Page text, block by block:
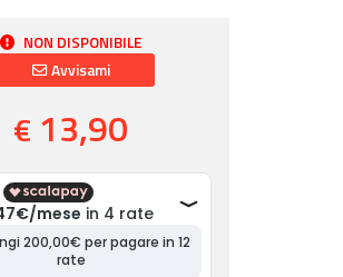
NON DISPONIBILE
Avvisami
€ 13,90